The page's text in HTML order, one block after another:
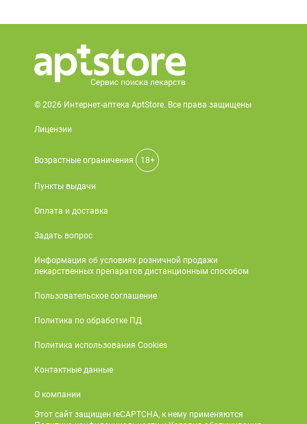
© 2026 Интернет-аптека AptStore. Все права защищены
Лицензии
Возрастные ограничения 18+
Пункты выдачи
Оплата и доставка
Задать вопрос
Информация об условиях розничной продажи
лекарственных препаратов дистанционным способом
Пользовательское соглашение
Политика по обработке ПД
Политика использования Cookies
Контактные данные
О компании
Этот сайт защищен reCAPTCHA, к нему применяются